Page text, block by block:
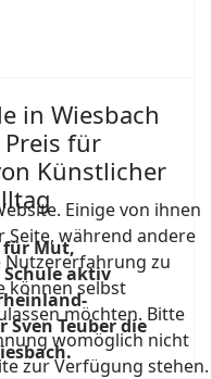
in Wiesbach
für
Künstlicher
für Mut,
aktiv
Teuber die
Einige von ihnen
Seite, während andere
Nutzererfahrung zu
können selbst
möchten. Bitte
womöglich nicht
zur Verfügung stehen.